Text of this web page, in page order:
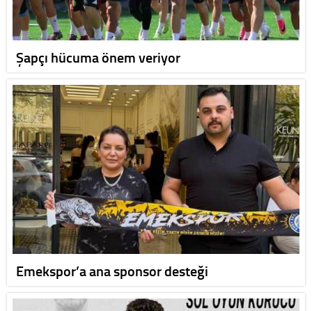
Şapçı hücuma önem veriyor
Emekspor’a ana sponsor desteği